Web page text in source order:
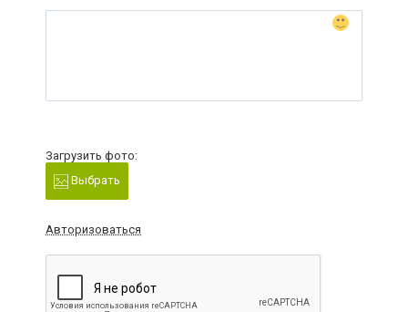
Загрузить фото:
Выбрать
Авторизоваться